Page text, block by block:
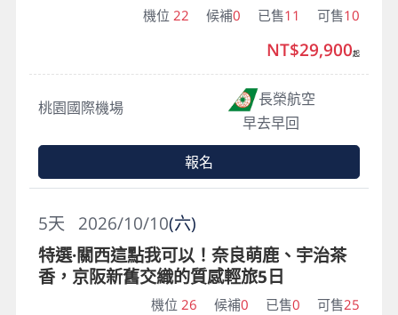
機位 22 候補0 已售11 可售10
桃園國際機場
長榮航空
早去早回
NT$29,900起
報名
2026/10/10(六)
5天
特選·關西這點我可以！奈良萌鹿、宇治茶
香，京阪新舊交織的質感輕旅5日
機位 26 候補0 已售0 可售25